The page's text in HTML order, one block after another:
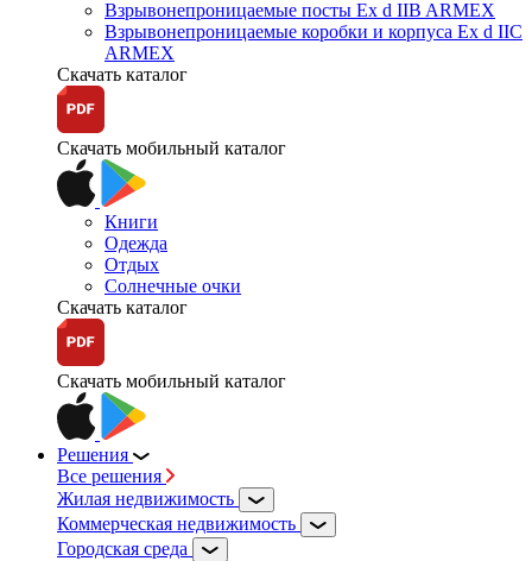
Взрывонепроницаемые посты Ex d IIB ARMEX
Взрывонепроницаемые коробки и корпуса Ex d IIС
ARMEX
Скачать каталог
Скачать мобильный каталог
Книги
Одежда
Отдых
Солнечные очки
Скачать каталог
Скачать мобильный каталог
Решения
Все решения
Жилая недвижимость
Коммерческая недвижимость
Городская среда